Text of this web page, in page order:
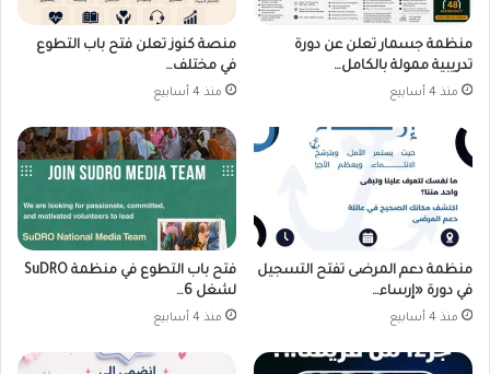
منظمة جسمار تعلن عن دورة
تدريبية ممولة بالكامل…
منذ 4 أسابيع
منصة كنوز تعلن فتح باب التطوع
في مختلف…
منذ 4 أسابيع
منظمة دعم المرضى تفتح التسجيل
في دورة «إرساء…
منذ 4 أسابيع
فتح باب التطوع في منظمة SuDRO
لشغل 6…
منذ 4 أسابيع